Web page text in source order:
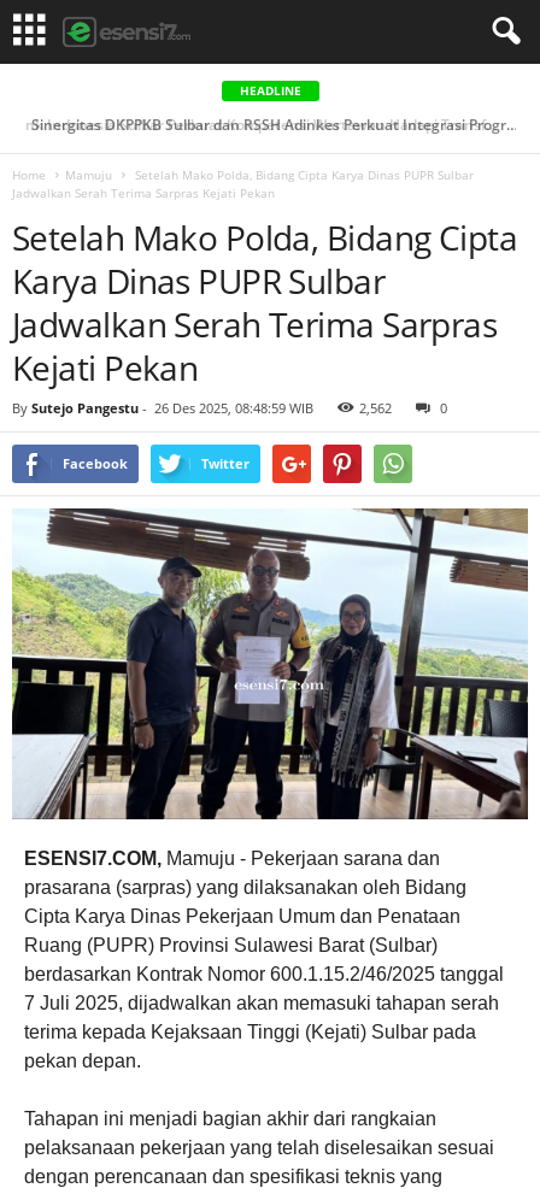
HEADLINE
Sinergitas DKPPKB Sulbar dan RSSH Adinkes Perkuat Integrasi Program AIDS, Tuberkulosis & Malaria di ...
Home Mamuju
Setelah Mako Polda, Bidang Cipta Karya Dinas PUPR Sulbar
Jadwalkan Serah Terima Sarpras Kejati Pekan
Setelah Mako Polda, Bidang Cipta
Karya Dinas PUPR Sulbar
Jadwalkan Serah Terima Sarpras
Kejati Pekan
By Sutejo Pangestu - 26 Des 2025, 08:48:59 WIB 2,562 0
Facebook Twitter
ESENSI7.COM, Mamuju - Pekerjaan sarana dan
prasarana (sarpras) yang dilaksanakan oleh Bidang
Cipta Karya Dinas Pekerjaan Umum dan Penataan
Ruang (PUPR) Provinsi Sulawesi Barat (Sulbar)
berdasarkan Kontrak Nomor 600.1.15.2/46/2025 tanggal
7 Juli 2025, dijadwalkan akan memasuki tahapan serah
terima kepada Kejaksaan Tinggi (Kejati) Sulbar pada
pekan depan.
Tahapan ini menjadi bagian akhir dari rangkaian
pelaksanaan pekerjaan yang telah diselesaikan sesuai
dengan perencanaan dan spesifikasi teknis yang